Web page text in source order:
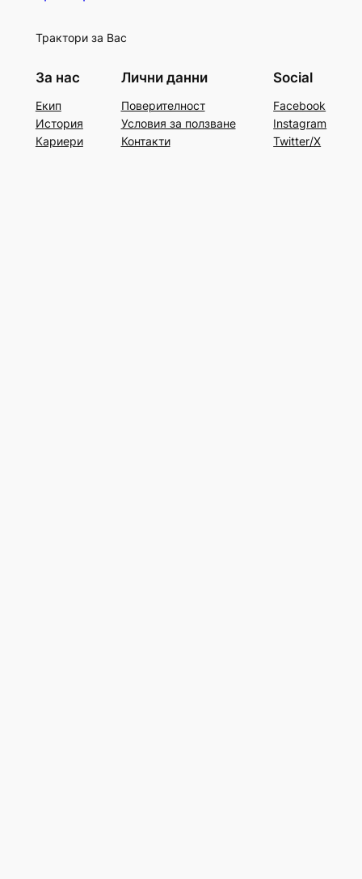
Трактори за Вас
За нас
Екип
История
Кариери
Лични данни
Поверителност
Условия за ползване
Контакти
Social
Facebook
Instagram
Twitter/X